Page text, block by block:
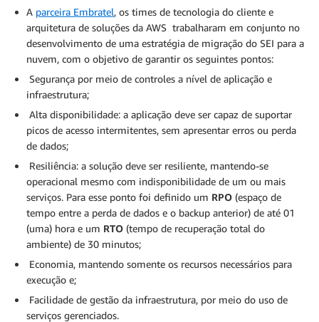
A parceira Embratel, os times de tecnologia do cliente e
arquitetura de soluções da AWS trabalharam em conjunto no
desenvolvimento de uma estratégia de migração do SEI para a
nuvem, com o objetivo de garantir os seguintes pontos:
Segurança por meio de controles a nível de aplicação e
infraestrutura;
Alta disponibilidade: a aplicação deve ser capaz de suportar
picos de acesso intermitentes, sem apresentar erros ou perda
de dados;
Resiliência: a solução deve ser resiliente, mantendo-se
operacional mesmo com indisponibilidade de um ou mais
serviços. Para esse ponto foi definido um RPO (espaço de
tempo entre a perda de dados e o backup anterior) de até 01
(uma) hora e um RTO (tempo de recuperação total do
ambiente) de 30 minutos;
Economia, mantendo somente os recursos necessários para
execução e;
Facilidade de gestão da infraestrutura, por meio do uso de
serviços gerenciados.